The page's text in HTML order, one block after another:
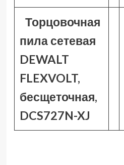
Торцовочная
пила сетевая
DEWALT
FLEXVOLT,
бесщеточная,
DCS727N-XJ